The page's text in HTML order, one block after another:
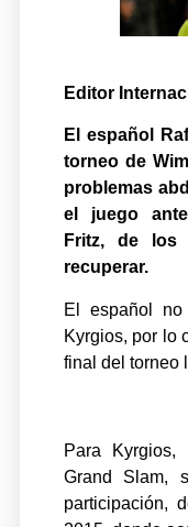
Editor
El español
torneo de
problemas
el juego
Fritz, de los
recuperar.
El español
Kyrgios, por lo
final del torneo
Para
Grand Slam,
participación,